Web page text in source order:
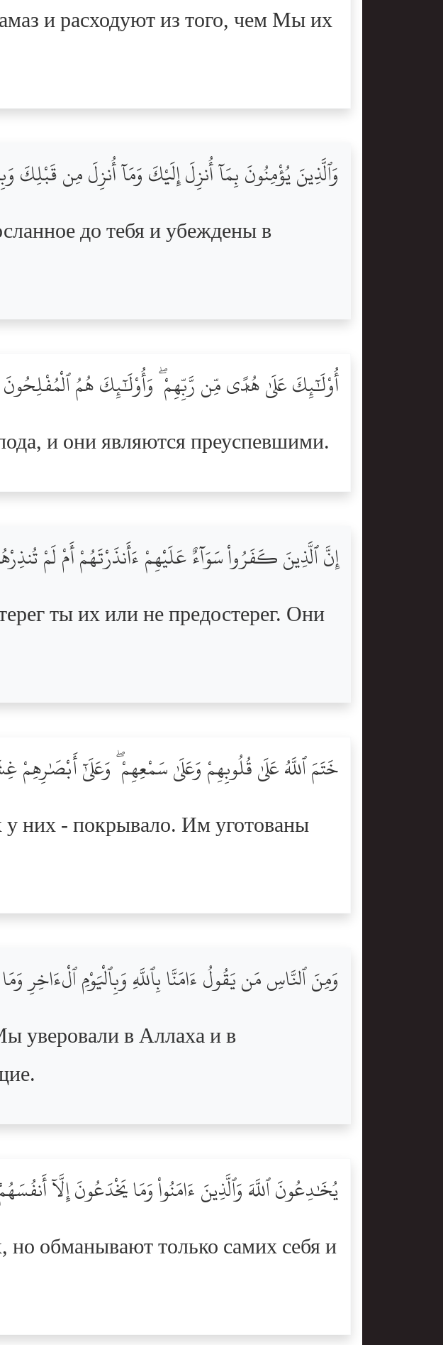
и расходуют из того, чем Мы их
وَٱلَّذِينَ يُؤْمِنُونَ بِمَآ أُنزِلَ إِلَيْكَ وَمَآ أُنزِلَ مِن قَبْلِكَ
до тебя и убеждены в
أُوْلَٰٓئِكَ عَلَىٰ هُدًۭى مِّن رَّبِّهِمْ ۖ وَأُوْلَٰٓئِكَ هُمُ ٱلْمُفْلِحُونَ
и они являются преуспевшими.
إِنَّ ٱلَّذِينَ كَفَرُواْ سَوَآءٌ عَلَيْهِمْ ءَأَنذَرْتَهُمْ أَمْ لَمْ
ты их или не предостерег. Они
خَتَمَ ٱللَّهُ عَلَىٰ قُلُوبِهِمْ وَعَلَىٰ سَمْعِهِمْ ۖ وَعَلَىٰٓ
у них - покрывало. Им уготованы
وَمِنَ ٱلنَّاسِ مَن يَقُولُ ءَامَنَّا بِٱللَّهِ وَبِٱلْيَوْمِ ٱلْءَاخِرِ
уверовали в Аллаха и в
يُخَٰدِعُونَ ٱللَّهَ وَٱلَّذِينَ ءَامَنُواْ وَمَا يَخْدَعُونَ إِلَّآ
обманывают только самих себя и